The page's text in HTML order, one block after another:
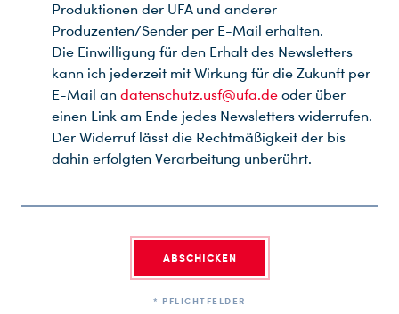
Produktionen der UFA und anderer
Produzenten/Sender per E-Mail erhalten.
Die Einwilligung für den Erhalt des Newsletters
kann ich jederzeit mit Wirkung für die Zukunft per
E-Mail an datenschutz.usf@ufa.de oder über
einen Link am Ende jedes Newsletters widerrufen.
Der Widerruf lässt die Rechtmäßigkeit der bis
dahin erfolgten Verarbeitung unberührt.
ABSCHICKEN
* PFLICHTFELDER